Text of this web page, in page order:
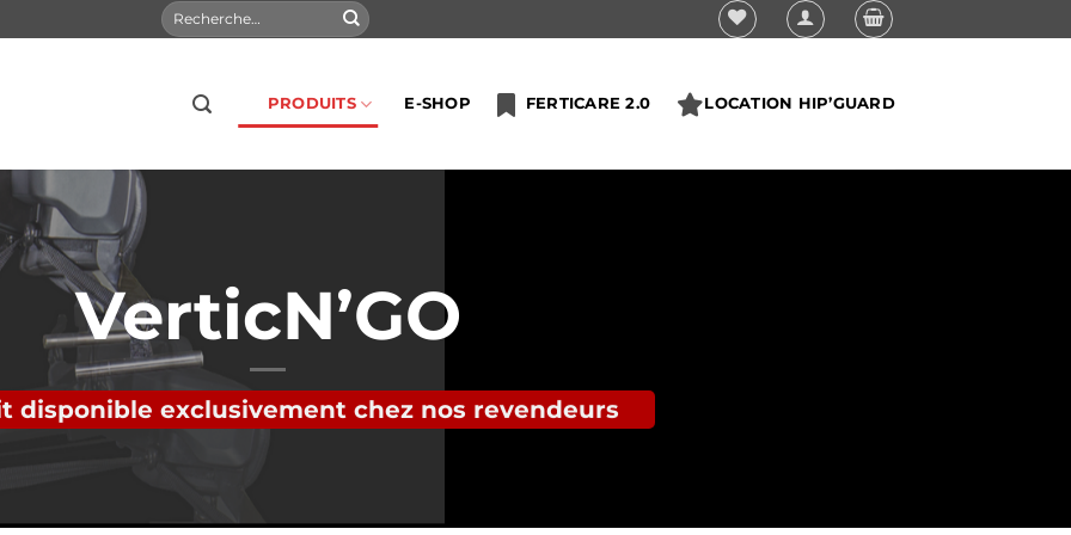
Recherche
pour :
PRODUITS E-SHOP FERTICARE 2.0 LOCATION HIP’GUARD
VerticN’GO
disponible exclusivement chez nos revendeurs